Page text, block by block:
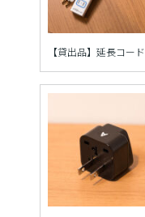
【貸出品】延長コード